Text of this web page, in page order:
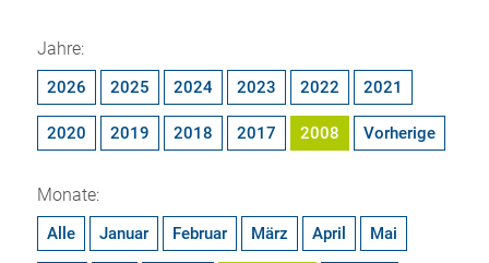
Jahre:
2026 2025 2024 2023 2022 2021
2020 2019 2018 2017 2008 Vorherige
Monate:
Alle Januar Februar März April Mai